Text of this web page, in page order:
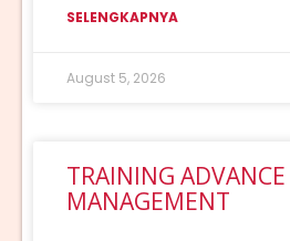
SELENGKAPNYA
August 5, 2026
TRAINING
MANAGEMENT